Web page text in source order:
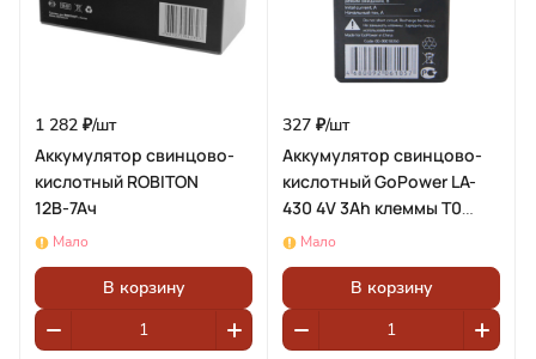
1 282 ₽/шт
Аккумулятор свинцово-
кислотный ROBITON
12В-7Ач
Мало
В корзину
327 ₽/шт
Аккумулятор свинцово-
кислотный GoPower LA-
430 4V 3Ah клеммы T0
(1/20)
Мало
В корзину